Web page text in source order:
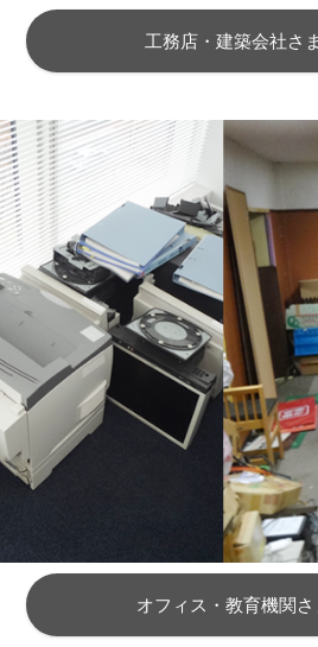
工務店・建築会社さ
オフィス・教育機関さ